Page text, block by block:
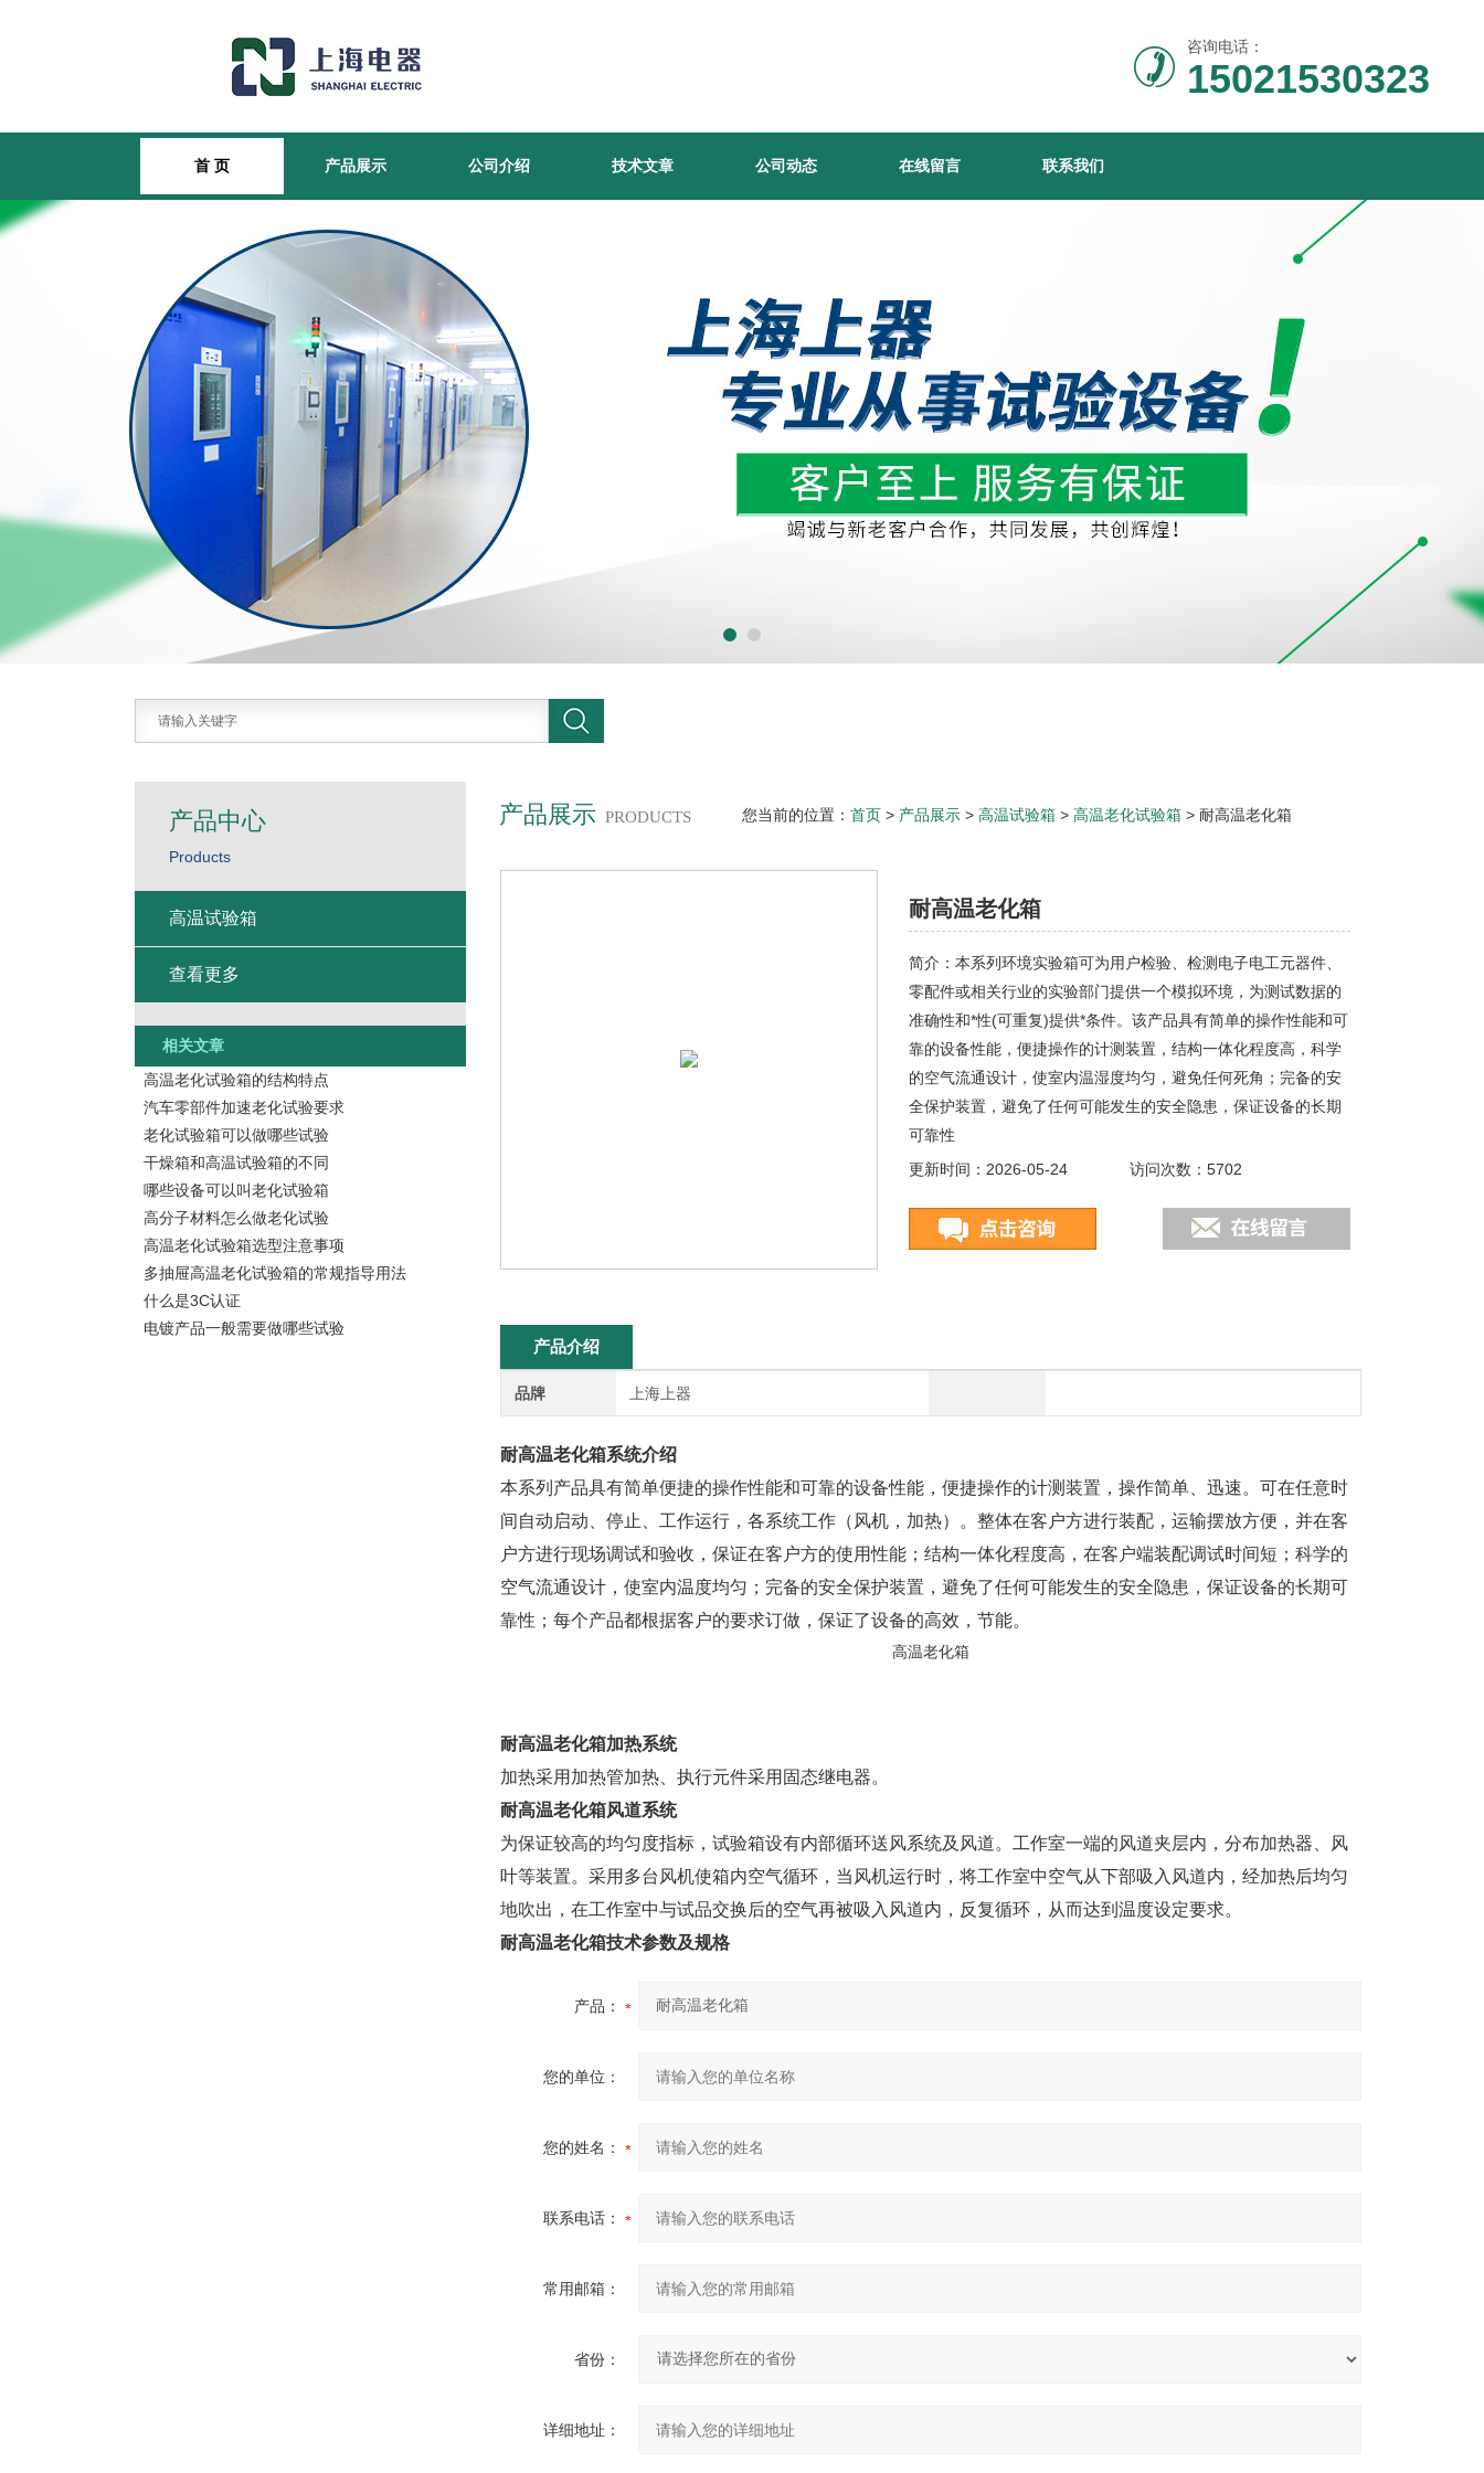
咨询电话：
15021530323
首 页 产品展示 公司介绍 技术文章 公司动态 在线留言 联系我们
产品展示 PRODUCTS 您当前的位置： 首页 > 产品展示 > 高温试验箱 > 高温老化试验箱 > 耐高温老化箱
耐高温老化箱
简介：本系列环境实验箱可为用户检验、检测电子电工元器件、
零配件或相关行业的实验部门提供一个模拟环境，为测试数据的
准确性和*性(可重复)提供*条件。该产品具有简单的操作性能和可
靠的设备性能，便捷操作的计测装置，结构一体化程度高，科学
的空气流通设计，使室内温湿度均匀，避免任何死角；完备的安
全保护装置，避免了任何可能发生的安全隐患，保证设备的长期
可靠性
更新时间：2026-05-24
访问次数：5702
产品介绍
品牌 上海上器
耐高温老化箱系统介绍
本系列产品具有简单便捷的操作性能和可靠的设备性能，便捷操作的计测装置，操作简单、迅速。可在任意时
间自动启动、停止、工作运行，各系统工作（风机，加热）。整体在客户方进行装配，运输摆放方便，并在客
户方进行现场调试和验收，保证在客户方的使用性能；结构一体化程度高，在客户端装配调试时间短；科学的
空气流通设计，使室内温度均匀；完备的安全保护装置，避免了任何可能发生的安全隐患，保证设备的长期可
靠性；每个产品都根据客户的要求订做，保证了设备的高效，节能。
高温老化箱
耐高温老化箱加热系统
加热采用加热管加热、执行元件采用固态继电器。
耐高温老化箱风道系统
为保证较高的均匀度指标，试验箱设有内部循环送风系统及风道。工作室一端的风道夹层内，分布加热器、风
叶等装置。采用多台风机使箱内空气循环，当风机运行时，将工作室中空气从下部吸入风道内，经加热后均匀
地吹出，在工作室中与试品交换后的空气再被吸入风道内，反复循环，从而达到温度设定要求。
耐高温老化箱技术参数及规格
产品：
您的单位：
您的姓名：
联系电话：
常用邮箱：
省份：
详细地址：
产品中心
Products
高温试验箱
查看更多
相关文章
高温老化试验箱的结构特点
汽车零部件加速老化试验要求
老化试验箱可以做哪些试验
干燥箱和高温试验箱的不同
哪些设备可以叫老化试验箱
高分子材料怎么做老化试验
高温老化试验箱选型注意事项
多抽屉高温老化试验箱的常规指导用法
什么是3C认证
电镀产品一般需要做哪些试验